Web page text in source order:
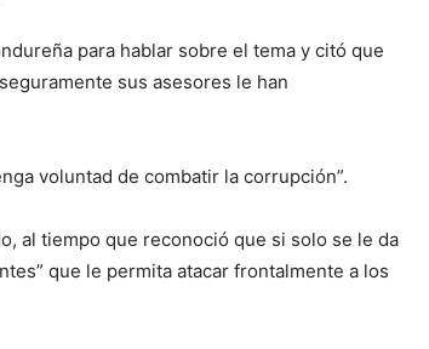
para hablar sobre el tema y citó que
sus asesores le han
voluntad de combatir la corrupción”.
al tiempo que reconoció que si solo se le da
que le permita atacar frontalmente a los